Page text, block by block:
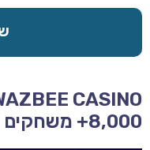
8,000+ משחקים ובונוס 280% 2026